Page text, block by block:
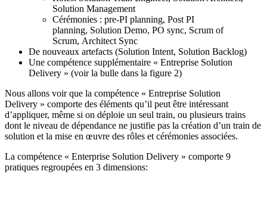
Solution Management
Cérémonies : pre-PI planning, Post PI
planning, Solution Demo, PO sync, Scrum of
Scrum, Architect Sync
De nouveaux artefacts (Solution Intent, Solution Backlog)
Une compétence supplémentaire « Entreprise Solution
Delivery » (voir la bulle dans la figure 2)
Nous allons voir que la compétence « Entreprise Solution
Delivery » comporte des éléments qu’il peut être intéressant
d’appliquer, même si on déploie un seul train, ou plusieurs trains
dont le niveau de dépendance ne justifie pas la création d’un train de
solution et la mise en œuvre des rôles et cérémonies associées.
La compétence « Enterprise Solution Delivery » comporte 9
pratiques regroupées en 3 dimensions: